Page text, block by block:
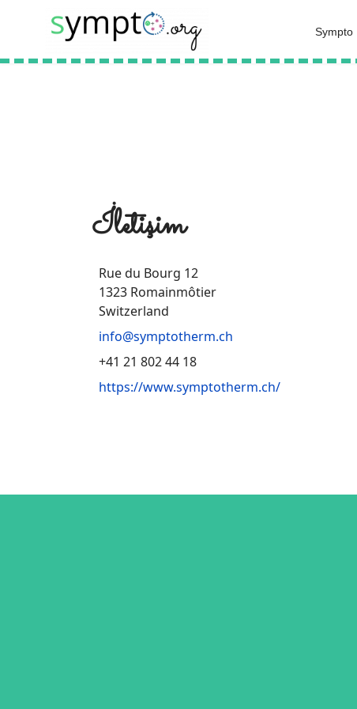
Sympto
İletişim
Rue du Bourg 12
1323 Romainmôtier
Switzerland
info@symptotherm.ch
+41 21 802 44 18
https://www.symptotherm.ch/